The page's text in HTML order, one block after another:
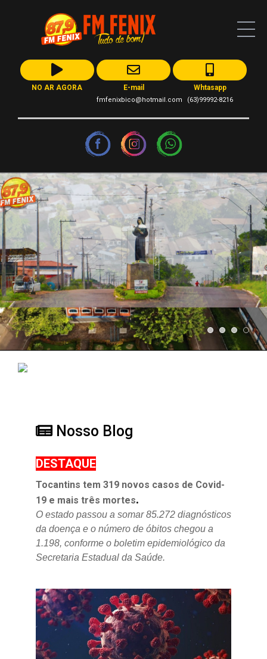
NO AR AGORA E-mail
fmfenixbico@hotmail.com
Whtasapp
(63)99992-8216
Nosso Blog
DESTAQUE
Tocantins tem 319 novos casos de Covid-
19 e mais três mortes.
O estado passou a somar 85.272 diagnósticos
da doença e o número de óbitos chegou a
1.198, conforme o boletim epidemiológico da
Secretaria Estadual da Saúde.